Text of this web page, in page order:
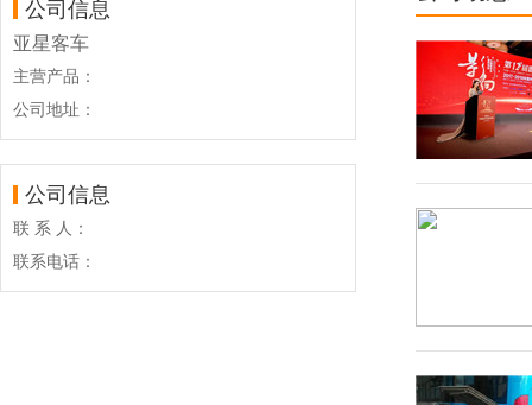
公司信息
亚星客车
主营产品：
公司地址：
公司信息
联 系 人：
联系电话：